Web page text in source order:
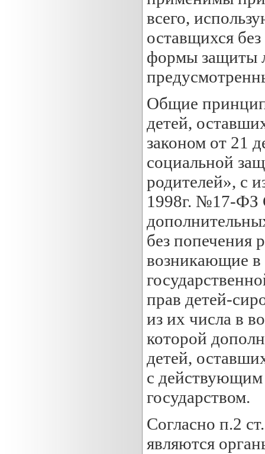
всего,
оставщихся
формы защиты
Общие
детей,
законом от 21
социальной
родителей», с
1998г. №17-ФЗ
без попечения
возникающие в
прав детей-
из их числа в
которой
детей,
с действующим
государством.
Согласно п.2
являются